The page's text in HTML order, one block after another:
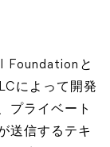
Foundationと
によって開発
プライベート
送信するテキ